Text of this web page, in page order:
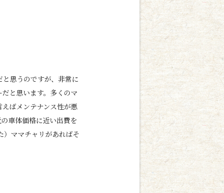
思うのですが、非常に
と思います。多くのマ
ばメンテナンス性が悪
車体価格に近い出費を
）ママチャリがあればそ